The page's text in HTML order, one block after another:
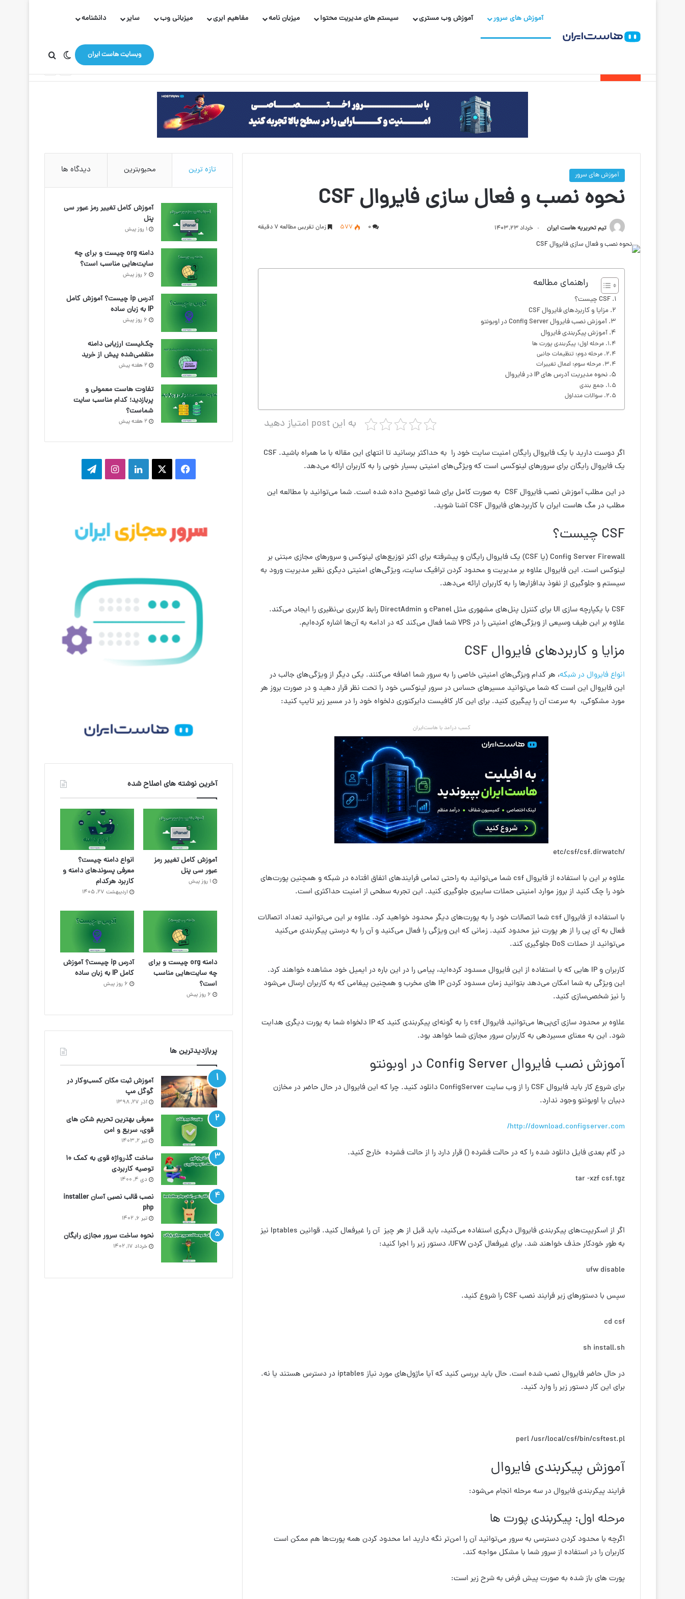
آموزش های سرور آموزش وب مستری سیستم های مدیریت محتوا میزبان نامه مفاهیم ابری میزبانی وب سایر دانشنامه
وبسایت هاست ایران تغییر پوسته
آموزش های سرور
نحوه نصب و فعال سازی فایروال CSF
تیم تحریریه هاست ایران خرداد ۲۳, ۱۴۰۳ ۰ 577 زمان تقریبی مطالعه 7 دقیقه
راهنمای مطالعه
CSF چیست؟
مزایا و کاربردهای فایروال CSF
آموزش نصب فایروال Config Server در اوبونتو
آموزش پیکربندی فایروال
مرحله اول: پیکربندی پورت ها
مرحله دوم: تنظیمات جانبی
مرحله سوم: اعمال تغییرات
نحوه مدیریت آدرس های IP در فایروال
جمع بندی
سوالات متداول
به این post امتیاز دهید
اگر دوست دارید با یک فایروال رایگان امنیت سایت خود را به حداکثر برسانید تا انتهای این مقاله با ما همراه باشید. CSF
یک فایروال رایگان برای سرورهای لینوکسی است که ویژگی‌های امنیتی بسیار خوبی را به کاربران ارائه می‌دهد.
در این مطلب آموزش نصب فایروال CSF به صورت کامل برای شما توضیح داده شده است. شما می‌توانید با مطالعه این
مطلب در مگ هاست ایران با کاربردهای فایروال CSF آشنا شوید.
CSF چیست؟
Config Server Firewall (یا CSF) یک فایروال رایگان و پیشرفته برای اکثر توزیع‌های لینوکس و سرورهای مجازی مبتنی بر
لینوکس است. این فایروال علاوه بر مدیریت و محدود کردن ترافیک سایت، ویژگی‌های امنیتی دیگری نظیر مدیریت ورود به
سیستم و جلوگیری از نفوذ بدافزارها را به کاربران ارائه می‌دهد.
CSF با یکپارچه سازی UI برای کنترل پنل‌های مشهوری مثل cPanel و DirectAdmin رابط کاربری بی‌نظیری را ایجاد می‌کند.
علاوه بر این طیف وسیعی از ویژگی‌های امنیتی را در VPS شما فعال می‌کند که در ادامه به آن‌ها اشاره کرده‌ایم.
مزایا و کاربردهای فایروال CSF
انواع فایروال در شبکه، هر کدام ویزگی‌های امنیتی خاصی را به سرور شما اضافه می‌کنند. یکی دیگر از ویژگی‌های جالب در
این فایروال این است که شما می‌توانید مسیرهای حساس در سرور لینوکسی خود را تحت نظر قرار دهید و در صورت بروز هر
مورد مشکوکی، به سرعت آن را پیگیری کنید. برای این کار کافیست دایرکتوری دلخواه خود را در مسیر زیر تایپ کنید:
کسب درآمد با هاست‌ایران
/etc/csf/csf.dirwatch
علاوه بر این با استفاده از فایروال csf شما می‌توانید به راحتی تمامی فرایندهای اتفاق افتاده در شبکه و همچنین پورت‌های
خود را چک کنید از بروز موارد امنیتی حملات سایبری جلوگیری کنید. این تجربه سطحی از امنیت حداکثری است.
با استفاده از فایروال csf شما اتصالات خود را به پورت‌های دیگر محدود خواهید کرد. علاوه بر این می‌توانید تعداد اتصالات
فعال به آی پی را از هر پورت نیز محدود کنید. زمانی که این ویژگی را فعال می‌کنید و آن را به درستی پیکربندی می‌کنید
می‌توانید از حملات DoS جلوگیری کند.
کاربران و IP هایی که با استفاده از این فایروال مسدود کرده‌اید، پیامی را در این باره در ایمیل خود مشاهده خواهند کرد.
این ویژگی به شما امکان می‌دهد بتوانید زمان مسدود کردن IP های مخرب و همچنین پیغامی که به کاربران ارسال می‌شود
را نیز شخصی‌سازی کنید.
علاوه بر محدود سازی آی‌پی‌ها می‌توانید فایروال csf را به گونه‌ای پیکربندی کنید که IP دلخواه شما به پورت دیگری هدایت
شود. این به معنای مسیردهی به کاربران سرور مجازی شما خواهد بود.
آموزش نصب فایروال Config Server در اوبونتو
برای شروع کار باید فایروال CSF را از وب سایت ConfigServer دانلود کنید. چرا که این فایروال در حال حاضر در مخازن
دبیان یا اوبونتو وجود ندارد.
http://download.configserver.com/
در گام بعدی فایل دانلود شده را که در حالت فشرده () قرار دارد را از حالت فشرده خارج کنید.
tar -xzf csf.tgz
اگر از اسکریپت‌های پیکربندی فایروال دیگری استفاده می‌کنید، باید قبل از هر چیز آن را غیرفعال کنید. قوانین Iptables نیز
به طور خودکار حذف خواهند شد. برای غیرفعال کردنUFW، دستور زیر را اجرا کنید:
ufw disable
سپس با دستورهای زیر فرایند نصب CSF را شروع کنید.
cd csf
sh install.sh
در حال حاضر فایروال نصب شده است. حال باید بررسی کنید که آیا ماژول‌های مورد نیاز iptables در دسترس هستند یا نه.
برای این کار دستور زیر را وارد کنید.
perl /usr/local/csf/bin/csftest.pl
آموزش پیکربندی فایروال
فرایند پیکربندی فایروال در سه مرحله انجام می‌شود:
مرحله اول: پیکربندی پورت ها
اگرچه با محدود کردن دسترسی به سرور می‌توانید آن را امن‌تر نگه دارید اما محدود کردن همه پورت‌ها هم ممکن است
کاربران را در استفاده از سرور شما با مشکل مواجه کند.
پورت های باز شده به صورت پیش فرض به شرح زیر است:
تازه ترین محبوبترین دیدگاه ها
آموزش کامل تغییر رمز عبور سی
پنل
1 روز پیش
دامنه org چیست و برای چه
سایت‌هایی مناسب است؟
6 روز پیش
آدرس ip چیست؟ آموزش کامل
IP به زبان ساده
6 روز پیش
چک‌لیست ارزیابی دامنه
منقضی‌شده پیش از خرید
2 هفته پیش
تفاوت هاست معمولی و
پربازدید؛ کدام مناسب سایت
شماست؟
2 هفته پیش
ب
س
ل
ک
ن
ا
س
ر
ا
ر
آخرین نوشته های اصلاح شده
آموزش کامل تغییر رمز
عبور سی پنل
1 روز پیش
انواع دامنه چیست؟
معرفی پسوندهای دامنه و
کاربرد هرکدام
اردیبهشت ۲۷, ۱۴۰۵
دامنه org چیست و برای
چه سایت‌هایی مناسب
است؟
6 روز پیش
آدرس ip چیست؟ آموزش
کامل IP به زبان ساده
6 روز پیش
پربازدیدترین ها
آموزش ثبت مکان کسب‌وکار در
گوگل مپ
آذر ۲۷, ۱۳۹۸
معرفی بهترین تحریم شکن های
قوی، سریع و امن
تیر ۲, ۱۴۰۳
ساخت گذرواژه قوی به کمک ۱۰
توصیه کاربردی
دی ۴, ۱۴۰۰
نصب قالب نصبی آسان installer
php
تیر ۶, ۱۴۰۲
نحوه ساخت سرور مجازی رایگان
خرداد ۱۷, ۱۴۰۲